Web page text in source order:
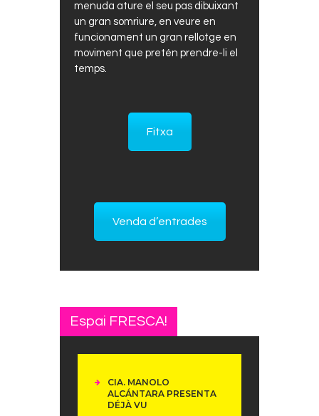
menuda ature el seu pas dibuixant
un gran somriure, en veure en
funcionament un gran rellotge en
moviment que pretén prendre-li el
temps.
Fitxa
Venda d’entrades
Espai FRESCA!
CIA. MANOLO
ALCÁNTARA PRESENTA
DÉJÀ VU